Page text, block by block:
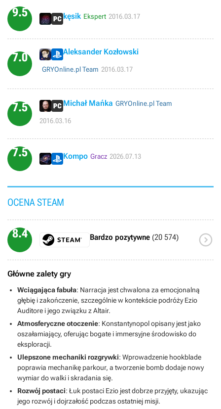
9.5 kęsik Ekspert 2016.03.17
7.0 Aleksander Kozłowski
GRYOnline.pl Team 2016.03.17
7.5 Michał Mańka GRYOnline.pl Team
2016.03.16
7.5 Kompo Gracz 2026.07.13
OCENA STEAM
8.4 Bardzo pozytywne (20 574) 
Główne zalety gry
Wciągająca fabuła: Narracja jest chwalona za emocjonalną
głębię i zakończenie, szczególnie w kontekście podróży Ezio
Auditore i jego związku z Altair.
Atmosferyczne otoczenie: Konstantynopol opisany jest jako
oszałamiający, oferując bogate i immersyjne środowisko do
eksploracji.
Ulepszone mechaniki rozgrywki: Wprowadzenie hookblade
poprawia mechanikę parkour, a tworzenie bomb dodaje nowy
wymiar do walki i skradania się.
Rozwój postaci: Łuk postaci Ezio jest dobrze przyjęty, ukazując
jego rozwój i dojrzałość podczas ostatniej misji.